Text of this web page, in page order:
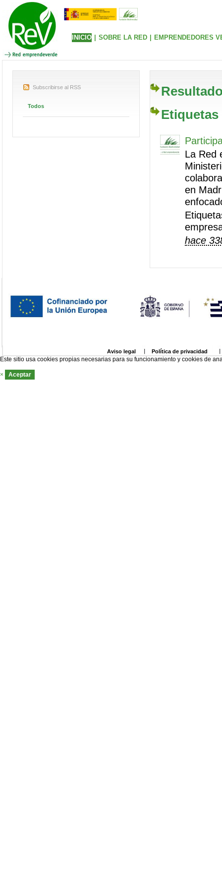
INICIO SOBRE LA RED EMPRENDEDORES
Subscribirse al RSS
Todos
Etiquetas
La Red
en
hace
Aviso legal Política de privacidad
Este sitio usa cookies propias necesarias para su funcionamiento y cookies de
× Aceptar